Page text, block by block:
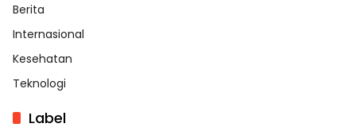
Berita
Internasional
Kesehatan
Teknologi
Label